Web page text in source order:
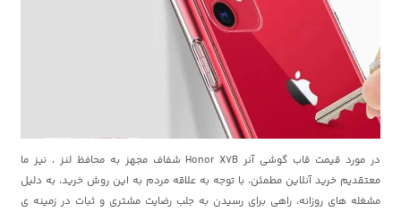
در مورد قیمت قاب گوشی آنر Honor X7B شفاف مجهز به محافظ لنز ، نیز ما
معتقدیم خرید آنلاین مطمئن، با توجه به علاقه مردم به این روش خرید، به دلیل
مشغله های روزانه، راهی برای رسیدن به جلب رضایت مشتری و ثبات در زمینه ی